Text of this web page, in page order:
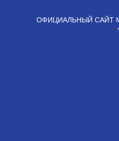
ОФИЦИАЛЬНЫЙ САЙТ